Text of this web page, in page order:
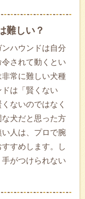
難しい？
ハウンドは自分
されて動くとい
常に難しい犬種
は「賢くない
ないのではなく
犬だと思った方
人は、プロで腕
すめします。し
がつけられない